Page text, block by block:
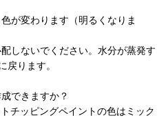
が変わります（明るくなりま
しないでください。水分が蒸発す
ります。
できますか？
チッピングペイントの色はミック